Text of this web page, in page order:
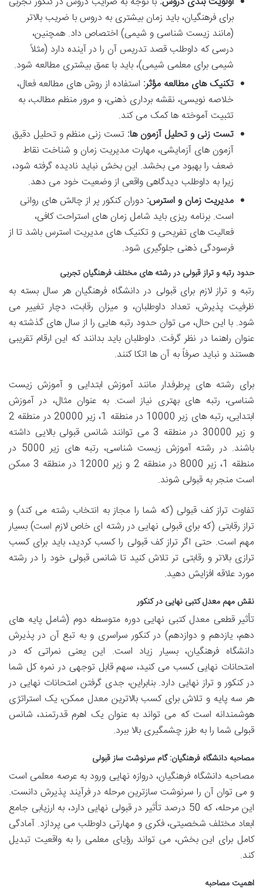
برای فرهنگیان، باید زمان بیشتری به دروس با ضریب بالاتر
(مانند زیست شناسی و شیمی) اختصاص داد. همچنین،
درسی که داوطلب قصد تدریس آن را در آینده دارد (مثلاً
شیمی برای معلمی شیمی)، باید با عمق بیشتری مطالعه شود.
تکنیک های مطالعه مؤثر: استفاده از روش های مطالعه فعال،
خلاصه نویسی، نقشه برداری ذهنی، و مرور منظم مطالب، به
تثبیت آموخته ها کمک می کند.
تست زنی و تحلیل آزمون ها: تست زنی منظم و تحلیل دقیق
آزمون های آزمایشی، مهارت مدیریت زمان و شناخت نقاط
ضعف را بهبود می بخشد. این بخش نباید نادیده گرفته شود،
زیرا به داوطلب دیدگاهی واقعی از وضعیت خود می دهد.
مدیریت زمان و استرس: دوران کنکور پر از چالش های روانی
است. برنامه ریزی باید شامل زمان های استراحت کافی،
فعالیت های تفریحی و تکنیک های مدیریت استرس باشد تا از
فرسودگی ذهنی جلوگیری شود.
حدود رتبه و تراز قبولی در رشته های مختلف فرهنگیان تجربی
رتبه و تراز لازم برای قبولی در دانشگاه فرهنگیان هر سال بسته به
ظرفیت پذیرش، تعداد داوطلبان، و میزان رقابت، دچار تغییر می
شود. با این حال، می توان حدود رتبه هایی را از سال های گذشته به
عنوان راهنما در نظر گرفت. داوطلبان باید بدانند که این ارقام تقریبی
هستند و نباید صرفاً به آن ها اتکا کنند.
برای رشته های پرطرفدار مانند آموزش ابتدایی و آموزش زیست
شناسی، رتبه های بهتری نیاز است. به عنوان مثال، در آموزش
ابتدایی، رتبه های زیر 10000 در منطقه 1، زیر 20000 در منطقه 2
و زیر 30000 در منطقه 3 می توانند شانس قبولی بالایی داشته
باشند. در رشته آموزش زیست شناسی، رتبه های زیر 5000 در
منطقه 1، زیر 8000 در منطقه 2 و زیر 12000 در منطقه 3 ممکن
است منجر به قبولی شوند.
تفاوت تراز کف قبولی (که شما را مجاز به انتخاب رشته می کند) و
تراز رقابتی (که برای قبولی نهایی در رشته ای خاص لازم است) بسیار
مهم است. حتی اگر تراز کف قبولی را کسب کردید، باید برای کسب
ترازی بالاتر و رقابتی تر تلاش کنید تا شانس قبولی خود را در رشته
مورد علاقه افزایش دهید.
نقش مهم معدل کتبی نهایی در کنکور
تأثیر قطعی معدل کتبی نهایی دوره متوسطه دوم (شامل پایه های
دهم، یازدهم و دوازدهم) در کنکور سراسری و به تبع آن در پذیرش
دانشگاه فرهنگیان، بسیار زیاد است. این یعنی نمراتی که در
امتحانات نهایی کسب می کنید، سهم قابل توجهی در نمره کل شما
در کنکور و تراز نهایی دارد. بنابراین، جدی گرفتن امتحانات نهایی در
هر سه پایه و تلاش برای کسب بالاترین معدل ممکن، یک استراتژی
هوشمندانه است که می تواند به عنوان یک اهرم قدرتمند، شانس
قبولی شما را به طرز چشمگیری بالا ببرد.
مصاحبه دانشگاه فرهنگیان: گام سرنوشت ساز قبولی
مصاحبه دانشگاه فرهنگیان، دروازه نهایی ورود به عرصه معلمی است
و می توان آن را سرنوشت سازترین مرحله در فرآیند پذیرش دانست.
این مرحله، که 50 درصد تأثیر در قبولی نهایی دارد، به ارزیابی جامع
ابعاد مختلف شخصیتی، فکری و مهارتی داوطلب می پردازد. آمادگی
کامل برای این بخش، می تواند رؤیای معلمی را به واقعیت تبدیل
کند.
اهمیت مصاحبه